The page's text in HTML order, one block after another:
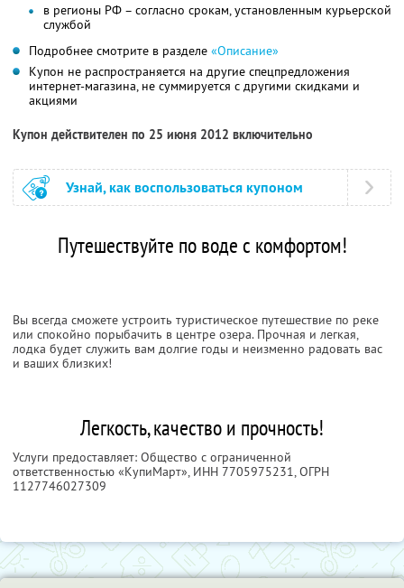
в регионы РФ – согласно срокам, установленным курьерской
службой
Подробнее смотрите в разделе «Описание»
Купон не распространяется на другие спецпредложения
интернет-магазина, не суммируется с другими скидками и
акциями
Купон действителен по 25 июня 2012 включительно
Узнай, как воспользоваться купоном
Путешествуйте по воде с комфортом!
Вы всегда сможете устроить туристическое путешествие по реке
или спокойно порыбачить в центре озера. Прочная и легкая,
лодка будет служить вам долгие годы и неизменно радовать вас
и ваших близких!
Легкость, качество и прочность!
Услуги предоставляет: Общество с ограниченной
ответственностью «КупиМарт», ИНН 7705975231, ОГРН
1127746027309